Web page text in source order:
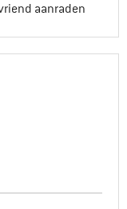
aanraden